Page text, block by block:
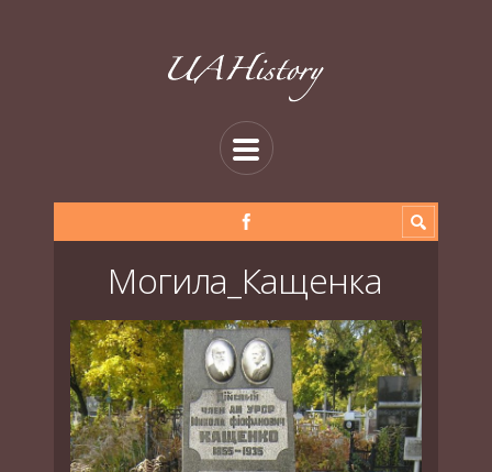
Могила_Кащенка